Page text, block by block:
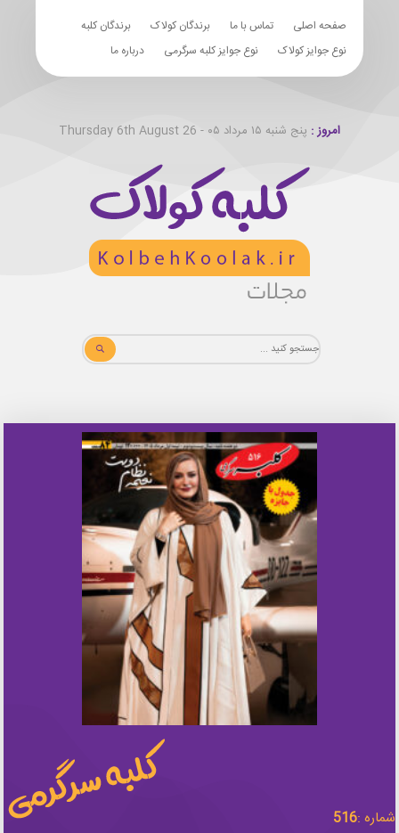
صفحه اصلی تماس با ما برندگان کولاک
برندگان کلبه
نوع جوایز کولاک
نوع جوایز کلبه سرگرمی درباره ما
امروز : پنج شنبه ۱۵ مرداد ۰۵ - Thursday 6th August 26
شماره :516